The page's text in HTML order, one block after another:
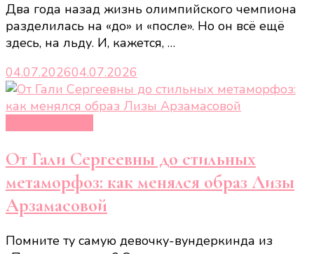
Два года назад жизнь олимпийского чемпиона
разделилась на «до» и «после». Но он всё ещё
здесь, на льду. И, кажется, …
04.07.202604.07.2026
От Гали Сергеевны до стильных
метаморфоз: как менялся образ Лизы
Арзамасовой
Помните ту самую девочку-вундеркинда из